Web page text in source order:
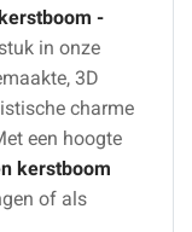
-
in onze
3D
charme
een hoogte
kerstboom
of als